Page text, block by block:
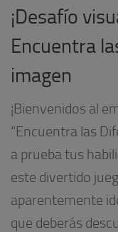
¡Desafío
Encuentra
imagen
¡Bienvenidos al
“Encuentra las
a prueba tus
este divertido
aparentemente
que deberás